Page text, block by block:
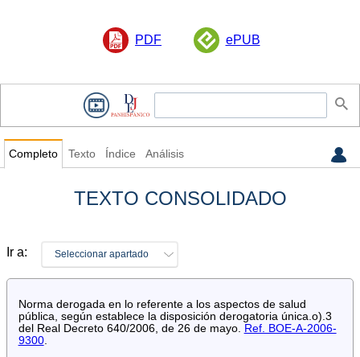
PDF ePUB
Completo Texto Índice Análisis
TEXTO CONSOLIDADO
Ir a: Seleccionar apartado
Norma derogada en lo referente a los aspectos de salud
pública, según establece la disposición derogatoria única.o).3
del Real Decreto 640/2006, de 26 de mayo.
Ref. BOE-A-2006-
9300.